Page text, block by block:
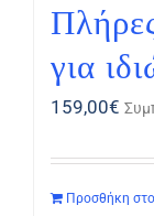
για
159,00€
Προσθήκη